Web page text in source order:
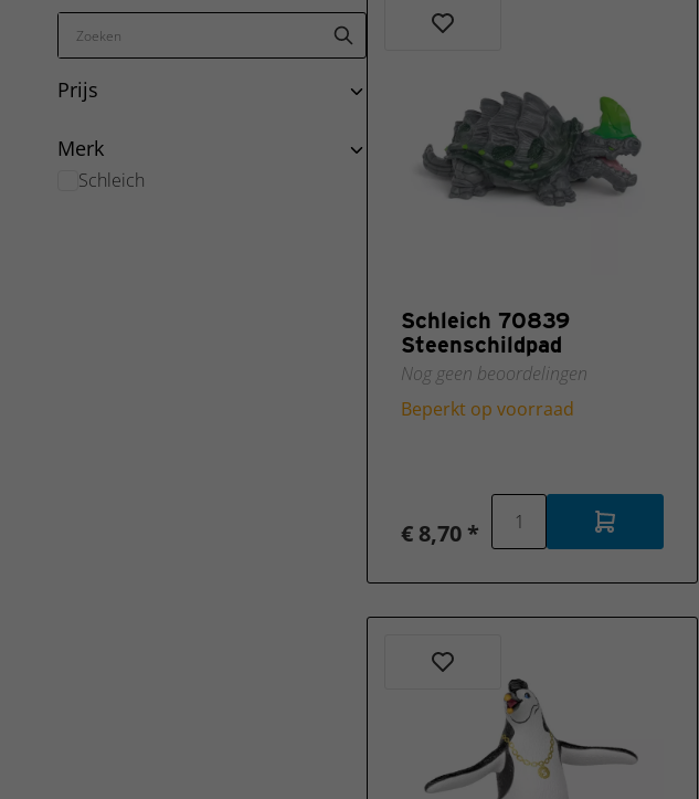
Prijs
Merk
Schleich
Schleich 70839
Steenschildpad
Nog geen beoordelingen
Beperkt op voorraad
€ 8,70 *